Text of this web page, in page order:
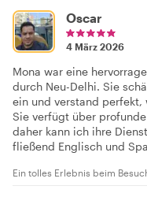
Oscar
4 März 2026
Mona war eine
durch Neu-Delhi. Sie
ein und verstand
Sie verfügt über
daher kann ich ihre
fließend Englisch und
Ein tolles Erlebnis beim